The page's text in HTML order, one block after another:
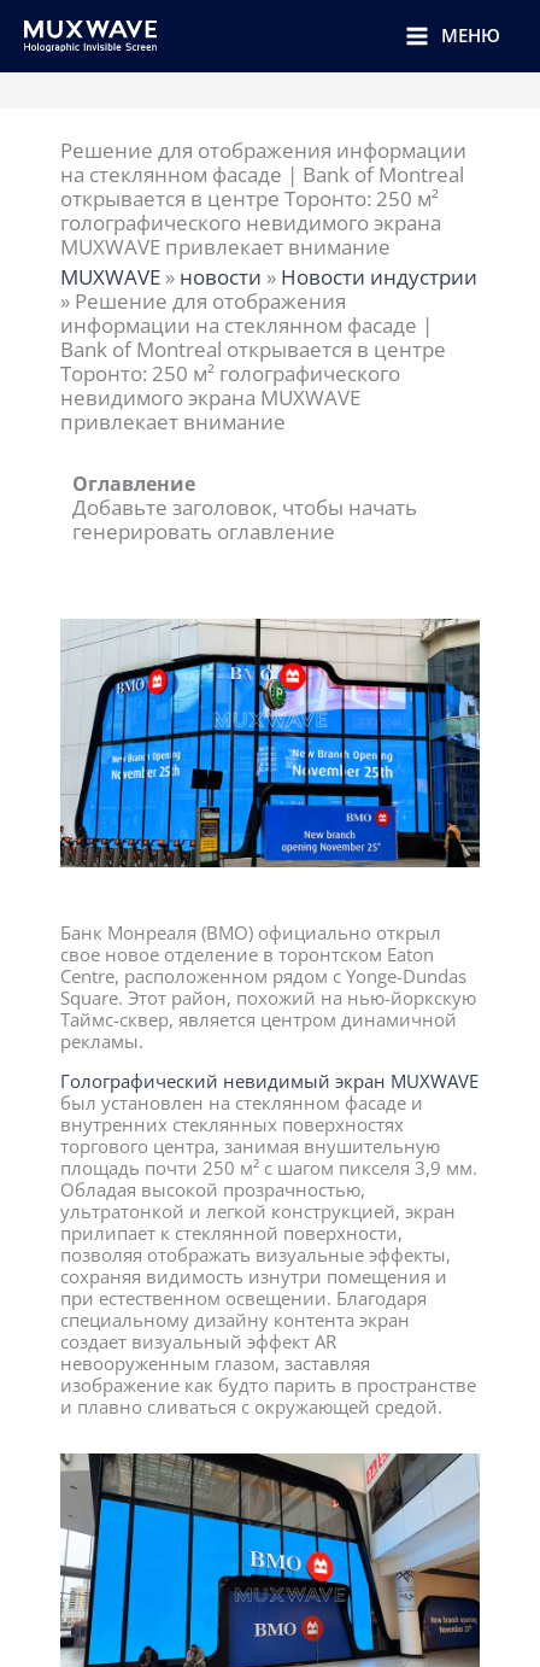
МЕНЮ
Решение для отображения информации
на стеклянном фасаде | Bank of Montreal
открывается в центре Торонто: 250 м²
голографического невидимого экрана
MUXWAVE привлекает внимание
MUXWAVE » новости » Новости индустрии
» Решение для отображения
информации на стеклянном фасаде |
Bank of Montreal открывается в центре
Торонто: 250 м² голографического
невидимого экрана MUXWAVE
привлекает внимание
Оглавление
Добавьте заголовок, чтобы начать
генерировать оглавление
Банк Монреаля (BMO) официально открыл
свое новое отделение в торонтском Eaton
Centre, расположенном рядом с Yonge-Dundas
Square. Этот район, похожий на нью-йоркскую
Таймс-сквер, является центром динамичной
рекламы.
Голографический невидимый экран MUXWAVE
был установлен на стеклянном фасаде и
внутренних стеклянных поверхностях
торгового центра, занимая внушительную
площадь почти 250 м² с шагом пикселя 3,9 мм.
Обладая высокой прозрачностью,
ультратонкой и легкой конструкцией, экран
прилипает к стеклянной поверхности,
позволяя отображать визуальные эффекты,
сохраняя видимость изнутри помещения и
при естественном освещении. Благодаря
специальному дизайну контента экран
создает визуальный эффект AR
невооруженным глазом, заставляя
изображение как будто парить в пространстве
и плавно сливаться с окружающей средой.